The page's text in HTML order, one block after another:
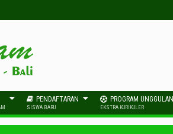
PENDAFTARAN
SISWA BARU
PROGRAM UNGGULAN
EKSTRA KURIKULER